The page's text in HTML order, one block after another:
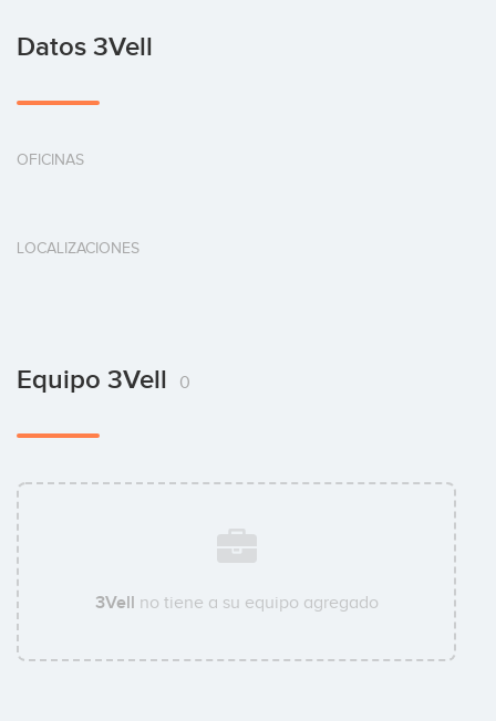
Datos 3Vell
OFICINAS
LOCALIZACIONES
Equipo 3Vell 0
3Vell no tiene a su equipo agregado